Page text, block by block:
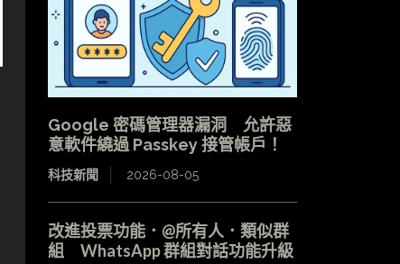
Google 密碼管理器漏洞 允許惡
意軟件繞過 Passkey 接管帳戶！
科技新聞 2026-08-05
改進投票功能．@所有人．類似群
組 WhatsApp 群組對話功能升級